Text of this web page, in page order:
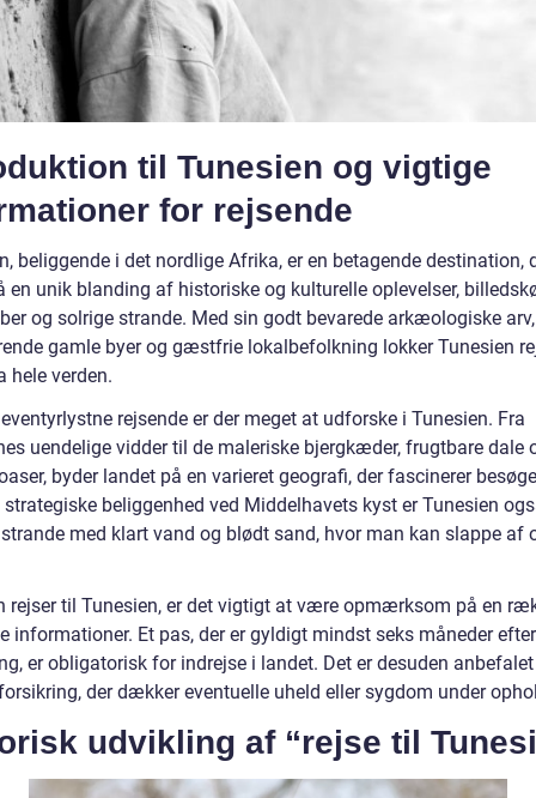
til Tunesien og vigtige
for rejsende
beliggende i det nordlige Afrika, er en betagende destination,
en unik blanding af historiske og kulturelle oplevelser,
og solrige strande. Med sin godt bevarede arkæologiske arv,
gamle byer og gæstfrie lokalbefolkning lokker Tunesien
hele verden.
rejsende er der meget at udforske i Tunesien. Fra
uendelige vidder til de maleriske bjergkæder, frugtbare dale
byder landet på en varieret geografi, der fascinerer
beliggenhed ved Middelhavets kyst er Tunesien
med klart vand og blødt sand, hvor man kan slappe af
rejser til Tunesien, er det vigtigt at være opmærksom på en
informationer. Et pas, der er gyldigt mindst seks måneder
er obligatorisk for indrejse i landet. Det er desuden
der dækker eventuelle uheld eller sygdom under
udvikling af “rejse til